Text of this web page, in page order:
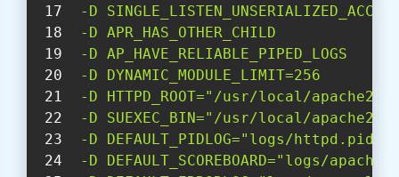
-D
-D APR_HAS_OTHER_CHILD
-D AP_HAVE_RELIABLE_PIPED_LOGS
-D DYNAMIC_MODULE_LIMIT=256
-D HTTPD_ROOT="/usr/local/apache2/"
-D SUEXEC_BIN="/usr/local/
-D DEFAULT_PIDLOG="logs/httpd.pid"
-D DEFAULT_SCOREBOARD="logs/